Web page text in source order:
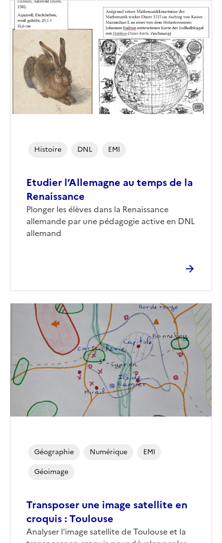
Etudier l’Allemagne au temps de la
Renaissance
Corps
Plonger les élèves dans la Renaissance
allemande par une pédagogie active en DNL
allemand
Histoire DNL EMI
Image
de
couverture
(conseillée)
Transposer une image satellite en
croquis : Toulouse
Corps
Analyser l'image satellite de Toulouse et la
Géographie Numérique
EMI
Géoimage
couverture
(conseillée)